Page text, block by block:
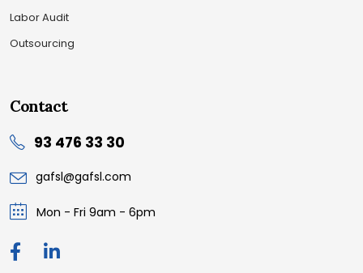
Labor Audit
Outsourcing
Contact
93 476 33 30
gafsl@gafsl.com
Mon - Fri 9am - 6pm